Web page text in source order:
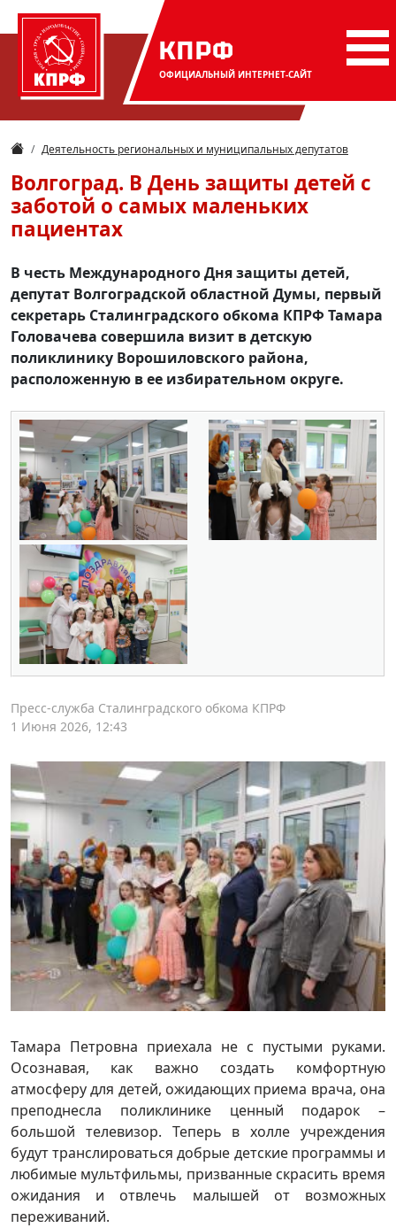
КПРФ
ОФИЦИАЛЬНЫЙ ИНТЕРНЕТ-САЙТ
Деятельность региональных и муниципальных депутатов
Волгоград. В День защиты детей с
заботой о самых маленьких
пациентах
В честь Международного Дня защиты детей,
депутат Волгоградской областной Думы, первый
секретарь Сталинградского обкома КПРФ Тамара
Головачева совершила визит в детскую
поликлинику Ворошиловского района,
расположенную в ее избирательном округе.
Пресс-служба Сталинградского обкома КПРФ
1 Июня 2026, 12:43
Тамара Петровна приехала не с пустыми руками.
Осознавая, как важно создать комфортную
атмосферу для детей, ожидающих приема врача, она
преподнесла поликлинике ценный подарок –
большой телевизор. Теперь в холле учреждения
будут транслироваться добрые детские программы и
любимые мультфильмы, призванные скрасить время
ожидания и отвлечь малышей от возможных
переживаний.